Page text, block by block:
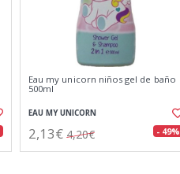
Eau my unicorn niños gel de baño
500ml
EAU MY UNICORN
2,13€ 4,20€ - 49%